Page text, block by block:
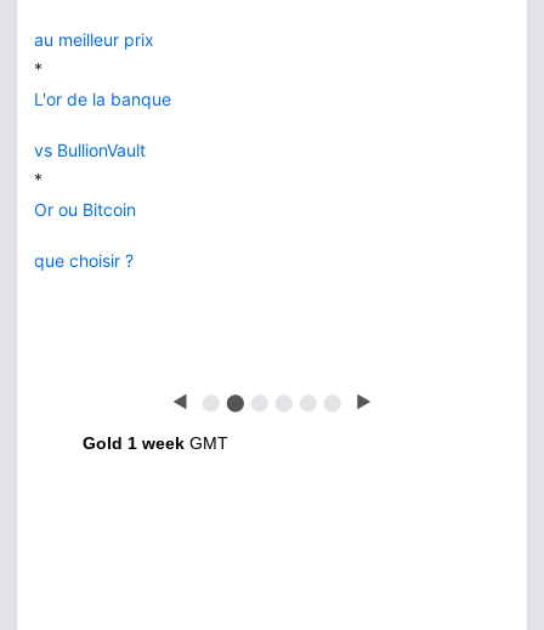
au meilleur prix
*
L'or de la banque
vs BullionVault
*
Or ou Bitcoin
que choisir ?
◀ ⬤ ⬤ ⬤ ⬤ ⬤ ⬤ ▶
Gold 1 week GMT